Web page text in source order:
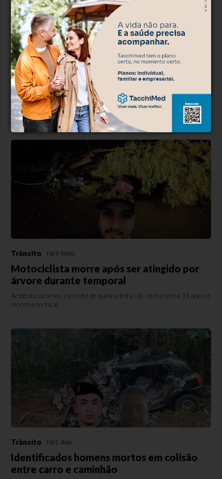
Mistério Há 5 horas
Polícia Civil investiga morte de músico
encontrado morto em casa
Artista de 56 anos foi encontrado com um ferimento na cabeça
dentro de casa; filho foi levado à delegacia para prestar
esclarecimentos.
Trânsito Há 9 horas
Motociclista morre após ser atingido por
árvore durante temporal
Acidente ocorreu na noite de quinta-feira (6); vítima tinha 33 anos e
morreu no local.
Trânsito Há 2 dias
Identificados homens mortos em colisão
entre carro e caminhão